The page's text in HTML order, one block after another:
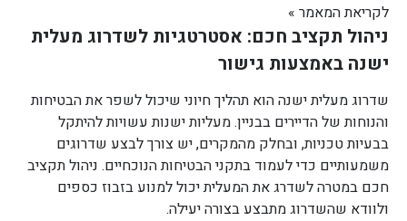
לקריאת המאמר »
ניהול תקציב חכם: אסטרטגיות לשדרוג מעלית
ישנה באמצעות גישור
שדרוג מעלית ישנה הוא תהליך חיוני שיכול לשפר את הבטיחות
והנוחות של הדיירים בבניין. מעליות ישנות עשויות להיתקל
בבעיות טכניות, ובחלק מהמקרים, יש צורך לבצע שדרוגים
משמעותיים כדי לעמוד בתקני הבטיחות הנוכחיים. ניהול תקציב
חכם במטרה לשדרג את המעלית יכול למנוע בזבוז כספים
ולוודא שהשדרוג מתבצע בצורה יעילה.